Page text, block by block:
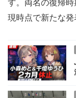
す。両名の復帰時
現時点で新たな発